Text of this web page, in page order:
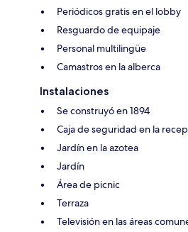
Periódicos gratis en el lobby
Resguardo de equipaje
Personal multilingüe
Camastros en la alberca
Instalaciones
Se construyó en 1894
Caja de seguridad en la
Jardín en la azotea
Jardín
Área de picnic
Terraza
Televisión en las áreas